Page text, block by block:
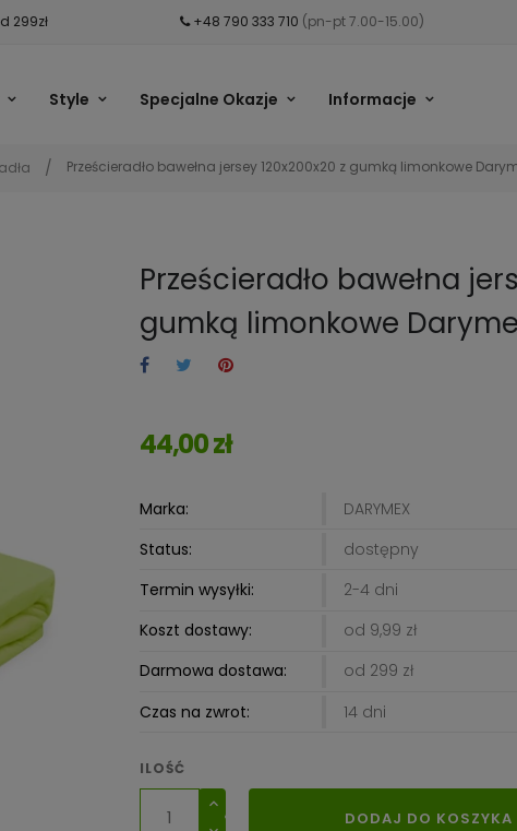
299zł +48 790 333 710 (pn-pt 7.00-15.00)
Style Specjalne Okazje Informacje
Prześcieradło bawełna jersey 120x200x20 z gumką limonkowe
Prześcieradło bawełna
gumką limonkowe
44,00 zł
Marka:
DARYMEX
Status:
dostępny
Termin wysyłki:
2-4 dni
Koszt dostawy:
od 9,99 zł
Darmowa dostawa:
od 299 zł
Czas na zwrot:
14 dni
ILOŚĆ
DODAJ DO KOSZYKA